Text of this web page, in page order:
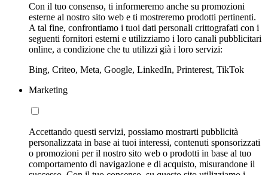
Con il tuo consenso, ti informeremo anche su promozioni
esterne al nostro sito web e ti mostreremo prodotti pertinenti.
A tal fine, confrontiamo i tuoi dati personali crittografati con i
seguenti fornitori esterni e utilizziamo i loro canali pubblicitari
online, a condizione che tu utilizzi già i loro servizi:
Bing, Criteo, Meta, Google, LinkedIn, Printerest, TikTok
Marketing
Accettando questi servizi, possiamo mostrarti pubblicità
personalizzata in base ai tuoi interessi, contenuti sponsorizzati
o promozioni per il nostro sito web o prodotti in base al tuo
comportamento di navigazione e di acquisto, misurandone il